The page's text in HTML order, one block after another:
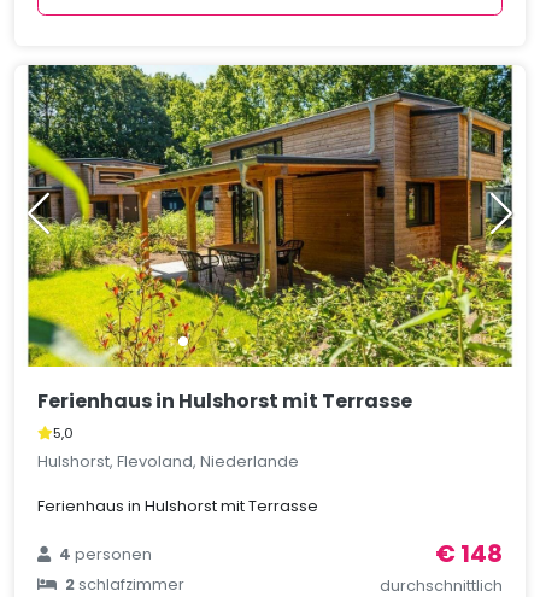
Ferienhaus in Hulshorst mit Terrasse
5,0
Hulshorst, Flevoland, Niederlande
Ferienhaus in Hulshorst mit Terrasse
4personen
2schlafzimmer
€ 148
durchschnittlich